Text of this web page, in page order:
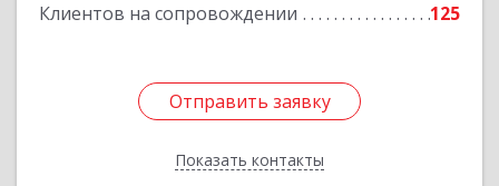
Клиентов на сопровождении 125
Отправить заявку
Показать контакты
Отправить заявку
Назад